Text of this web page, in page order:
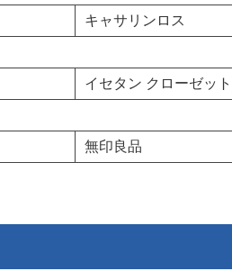
キャサリンロス
イセタン クローゼット
無印良品